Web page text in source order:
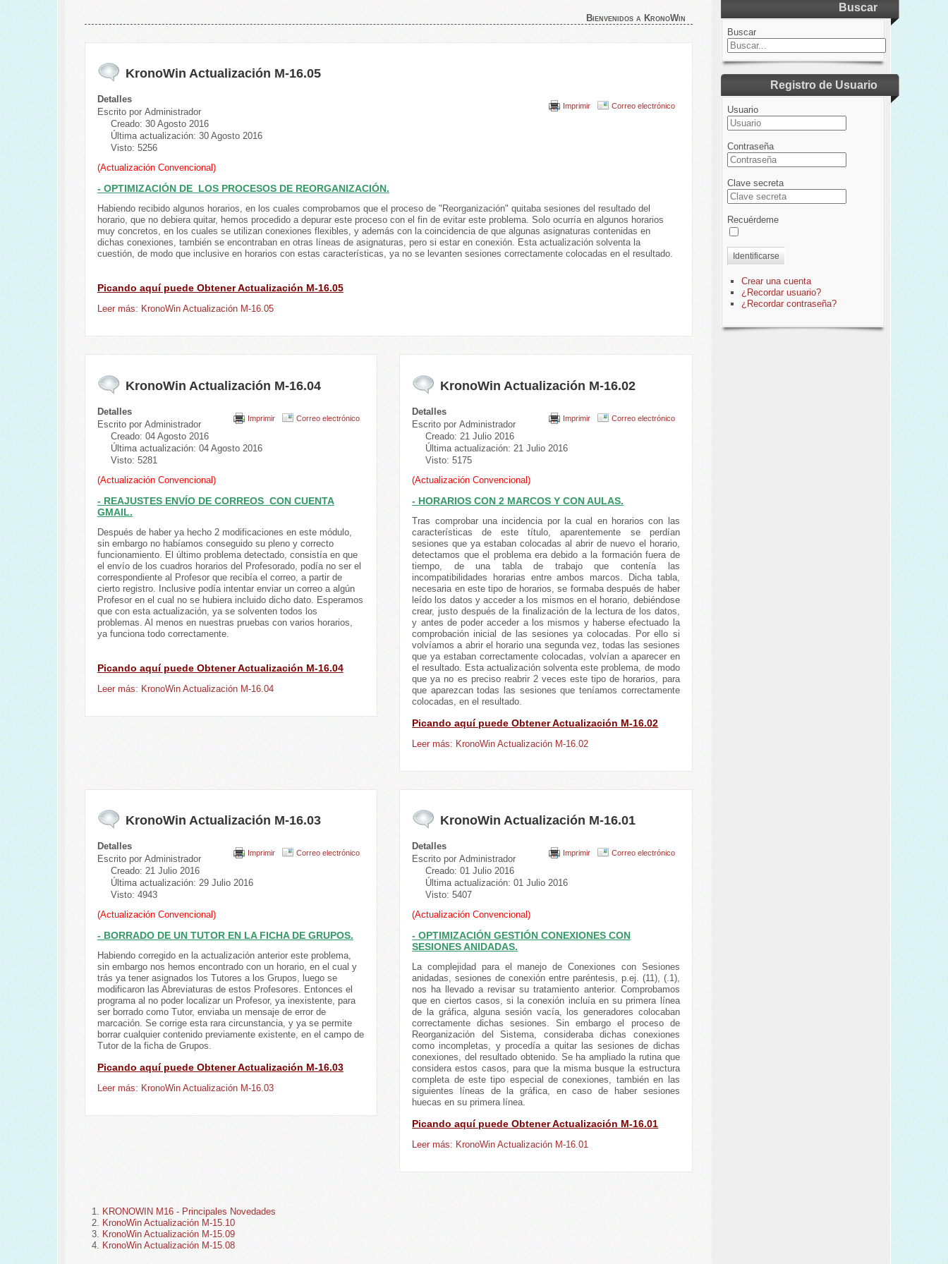
Bienvenidos a KronoWin
KronoWin Actualización M-16.05
Imprimir Correo electrónico
Detalles
Escrito por Administrador
Creado: 30 Agosto 2016
Última actualización: 30 Agosto 2016
Visto: 5256
(Actualización Convencional)
- OPTIMIZACIÓN DE LOS PROCESOS DE REORGANIZACIÓN.
Habiendo recibido algunos horarios, en los cuales comprobamos que el proceso de "Reorganización" quitaba sesiones del resultado del
horario, que no debiera quitar, hemos procedido a depurar este proceso con el fin de evitar este problema. Solo ocurría en algunos horarios
muy concretos, en los cuales se utilizan conexiones flexibles, y además con la coincidencia de que algunas asignaturas contenidas en
dichas conexiones, también se encontraban en otras líneas de asignaturas, pero si estar en conexión. Esta actualización solventa la
cuestión, de modo que inclusive en horarios con estas características, ya no se levanten sesiones correctamente colocadas en el resultado.
Picando aquí puede Obtener Actualización M-16.05
Leer más: KronoWin Actualización M-16.05
KronoWin Actualización M-16.04
Imprimir Correo electrónico
Detalles
Escrito por Administrador
Creado: 04 Agosto 2016
Última actualización: 04 Agosto 2016
Visto: 5281
(Actualización Convencional)
- REAJUSTES ENVÍO DE CORREOS CON CUENTA
GMAIL.
Después de haber ya hecho 2 modificaciones en este módulo,
sin embargo no habíamos conseguido su pleno y correcto
funcionamiento. El último problema detectado, consistía en que
el envío de los cuadros horarios del Profesorado, podía no ser el
correspondiente al Profesor que recibía el correo, a partir de
cierto registro. Inclusive podía intentar enviar un correo a algún
Profesor en el cual no se hubiera incluido dicho dato. Esperamos
que con esta actualización, ya se solventen todos los
problemas. Al menos en nuestras pruebas con varios horarios,
ya funciona todo correctamente.
Picando aquí puede Obtener Actualización M-16.04
Leer más: KronoWin Actualización M-16.04
KronoWin Actualización M-16.02
Imprimir Correo electrónico
Detalles
Escrito porAdministrador
Creado: 21 Julio 2016
Última actualización: 21 Julio 2016
Visto: 5175
(Actualización Convencional)
- HORARIOS CON 2 MARCOS Y CON AULAS.
Tras comprobar una incidencia por la cual en horarios con las
características de este título, aparentemente se perdían
sesiones que ya estaban colocadas al abrir de nuevo el horario,
detectamos que el problema era debido a la formación fuera de
tiempo, de una tabla de trabajo que contenía las
incompatibilidades horarias entre ambos marcos. Dicha tabla,
necesaria en este tipo de horarios, se formaba después de haber
leído los datos y acceder a los mismos en el horario, debiéndose
crear, justo después de la finalización de la lectura de los datos,
y antes de poder acceder a los mismos y haberse efectuado la
comprobación inicial de las sesiones ya colocadas. Por ello si
volvíamos a abrir el horario una segunda vez, todas las sesiones
que ya estaban correctamente colocadas, volvían a aparecer en
el resultado. Esta actualización solventa este problema, de modo
que ya no es preciso reabrir 2 veces este tipo de horarios, para
que aparezcan todas las sesiones que teníamos correctamente
colocadas, en el resultado.
Picando aquí puede Obtener Actualización M-16.02
Leer más: KronoWin Actualización M-16.02
KronoWin Actualización M-16.03
Imprimir Correo electrónico
Detalles
Escrito por Administrador
Creado: 21 Julio 2016
Última actualización: 29 Julio 2016
Visto: 4943
(Actualización Convencional)
- BORRADO DE UN TUTOR EN LA FICHA DE GRUPOS.
Habiendo corregido en la actualización anterior este problema,
sin embargo nos hemos encontrado con un horario, en el cual y
trás ya tener asignados los Tutores a los Grupos, luego se
modificaron las Abreviaturas de estos Profesores. Entonces el
programa al no poder localizar un Profesor, ya inexistente, para
ser borrado como Tutor, enviaba un mensaje de error de
marcación. Se corrige esta rara circunstancia, y ya se permite
borrar cualquier contenido previamente existente, en el campo de
Tutor de la ficha de Grupos.
Picando aquí puede Obtener Actualización M-16.03
Leer más: KronoWin Actualización M-16.03
KronoWin Actualización M-16.01
Imprimir Correo electrónico
Detalles
Escrito porAdministrador
Creado: 01 Julio 2016
Última actualización: 01 Julio 2016
Visto: 5407
(Actualización Convencional)
- OPTIMIZACIÓN GESTIÓN CONEXIONES CON
SESIONES ANIDADAS.
La complejidad para el manejo de Conexiones con Sesiones
anidadas, sesiones de conexión entre paréntesis, p.ej. (11), (.1),
nos ha llevado a revisar su tratamiento anterior. Comprobamos
que en ciertos casos, si la conexión incluía en su primera línea
de la gráfica, alguna sesión vacía, los generadores colocaban
correctamente dichas sesiones. Sin embargo el proceso de
Reorganización del Sistema, consideraba dichas conexiones
como incompletas, y procedía a quitar las sesiones de dichas
conexiones, del resultado obtenido. Se ha ampliado la rutina que
considera estos casos, para que la misma busque la estructura
completa de este tipo especial de conexiones, también en las
siguientes líneas de la gráfica, en caso de haber sesiones
huecas en su primera línea.
Picando aquí puede Obtener Actualización M-16.01
Leer más: KronoWin Actualización M-16.01
KRONOWIN M16 - Principales Novedades
KronoWin Actualización M-15.10
KronoWin Actualización M-15.09
KronoWin Actualización M-15.08
Buscar
Buscar
Registro de Usuario
Usuario
Contraseña
Clave secreta
Recuérdeme
Identificarse
Crear una cuenta
¿Recordar usuario?
¿Recordar contraseña?